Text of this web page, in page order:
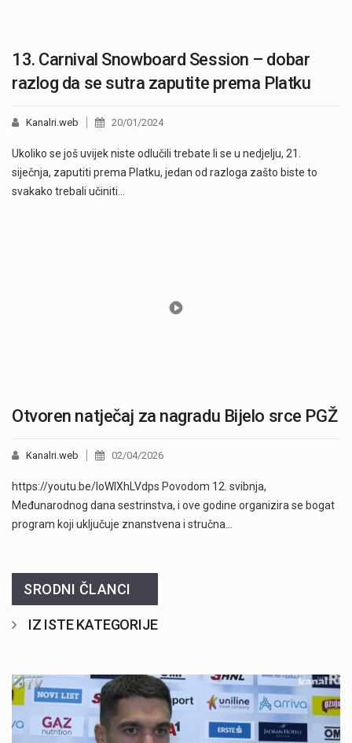
13. Carnival Snowboard Session – dobar
razlog da se sutra zaputite prema Platku
Kanalri.web 20/01/2024
Ukoliko se još uvijek niste odlučili trebate li se u nedjelju, 21.
siječnja, zaputiti prema Platku, jedan od razloga zašto biste to
svakako trebali učiniti…
Otvoren natječaj za nagradu Bijelo srce PGŽ
Kanalri.web 02/04/2026
https://youtu.be/IoWIXhLVdps Povodom 12. svibnja,
Međunarodnog dana sestrinstva, i ove godine organizira se bogat
program koji uključuje znanstvena i stručna…
SRODNI ČLANCI
IZ ISTE KATEGORIJE